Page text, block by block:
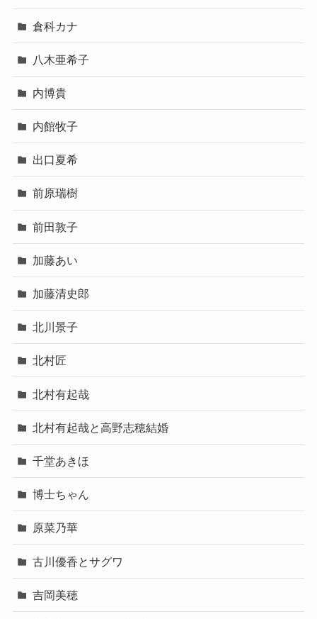
倉科カナ
八木亜希子
内博貴
内館牧子
出口夏希
前原瑞樹
前田敦子
加藤あい
加藤清史郎
北川景子
北村匠
北村有起哉
北村有起哉と高野志穂結婚
千堂あきほ
博士ちゃん
原菜乃華
古川優香とサグワ
吉岡美穂